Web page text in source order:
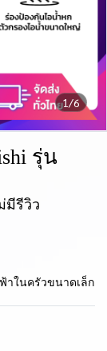
1/6
รุ่น
มีรีวิว
าในครัวขนาดเล็ก